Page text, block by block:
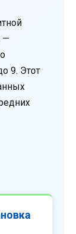
—
9. Этот